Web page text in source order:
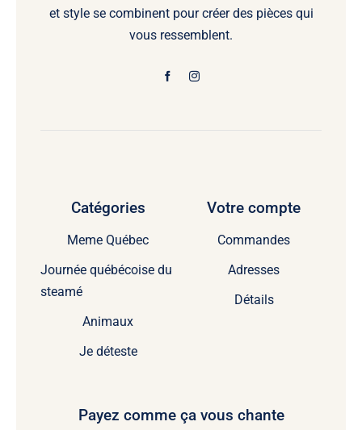
et style se combinent pour créer des pièces qui
vous ressemblent.
Catégories
Meme Québec
Journée québécoise du
steamé
Animaux
Je déteste
Votre compte
Commandes
Adresses
Détails
Payez comme ça vous chante